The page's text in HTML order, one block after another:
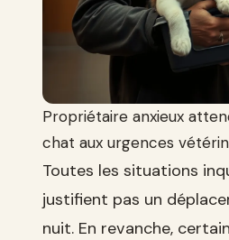
Propriétaire anxieux
chat aux urgences
Toutes les situations
justifient pas un
nuit. En revanche,